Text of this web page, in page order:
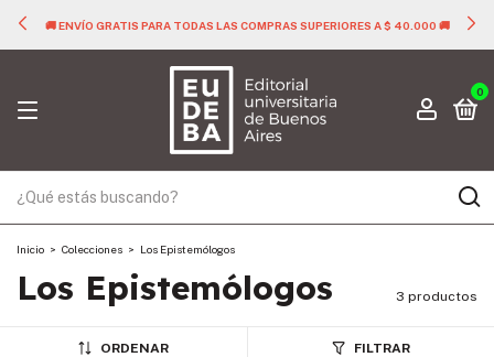
🚚 ENVÍO GRATIS PARA TODAS LAS COMPRAS SUPERIORES A $ 40.000 🚚
0
Inicio > Colecciones > Los Epistemólogos
Los Epistemólogos 3 productos
ORDENAR FILTRAR